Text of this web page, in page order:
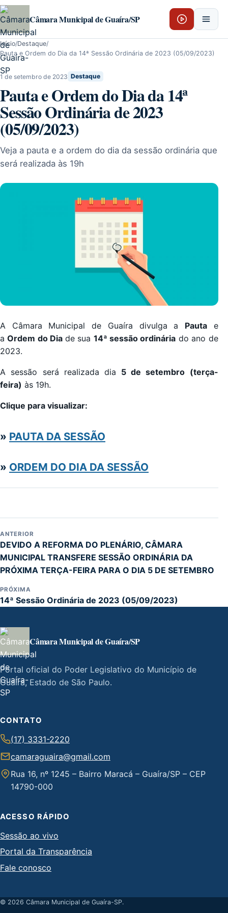
Pular para o conteúdo
Câmara Municipal de Guaíra/SP
Início/Destaque/
Pauta e Ordem do Dia da 14ª Sessão Ordinária de 2023 (05/09/2023)
1 de setembro de 2023 Destaque
Pauta e Ordem do Dia da 14ª
Sessão Ordinária de 2023
(05/09/2023)
Veja a pauta e a ordem do dia da sessão ordinária que
será realizada às 19h
A Câmara Municipal de Guaíra divulga a Pauta e
aOrdem do Dia de sua 14ª sessão ordinária do ano de
2023.
A sessão será realizada dia 5 de setembro (terça-
feira) às 19h.
Clique para visualizar:
» PAUTA DA SESSÃO
» ORDEM DO DIA DA SESSÃO
ANTERIOR
DEVIDO A REFORMA DO PLENÁRIO, CÂMARA
MUNICIPAL TRANSFERE SESSÃO ORDINÁRIA DA
PRÓXIMA TERÇA-FEIRA PARA O DIA 5 DE SETEMBRO
PRÓXIMA
14ª Sessão Ordinária de 2023 (05/09/2023)
Câmara Municipal de Guaíra/SP
Portal oficial do Poder Legislativo do Município de
Guaíra, Estado de São Paulo.
CONTATO
(17) 3331-2220
camaraguaira@gmail.com
Rua 16, nº 1245 – Bairro Maracá – Guaíra/SP – CEP
14790-000
ACESSO RÁPIDO
Sessão ao vivo
Portal da Transparência
Fale conosco
© 2026 Câmara Municipal de Guaíra-SP.